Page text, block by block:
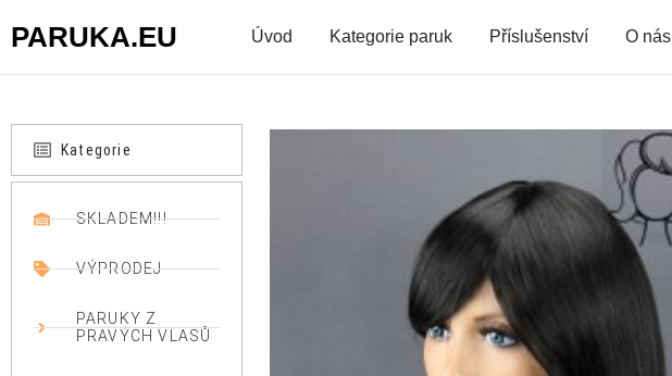
PARUKA.EU Úvod Kategorie paruk Příslušenství O nás
Kategorie
SKLADEM!!!
VÝPRODEJ
PARUKY Z
PRAVÝCH VLASŮ